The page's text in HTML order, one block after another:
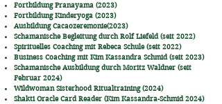
Fortbildung Pranayama (2023)
Fortbildung Kinderyoga (2023)
Ausbildung Cacaozeremonie(2023)
Schamanische Begleitung durch Rolf Liefeld (seit 2022)
Spirituelles Coaching mit Rebeca Schule (seit 2022)
Business Coaching mit Kim Kassandra Schmid (seit 2023)
Schamanische Ausbildung durch Moritz Waldner (seit
Februar 2024)
Wildwoman Sisterhood Ritualtraining (2024)
Shakti Oracle Card Reader (Kim Kassandra-Schmid 2024)